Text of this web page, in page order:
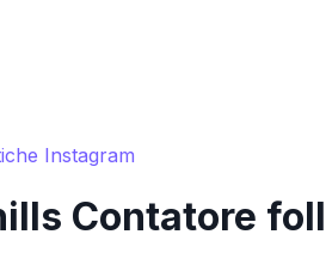
Instagram
Contatore